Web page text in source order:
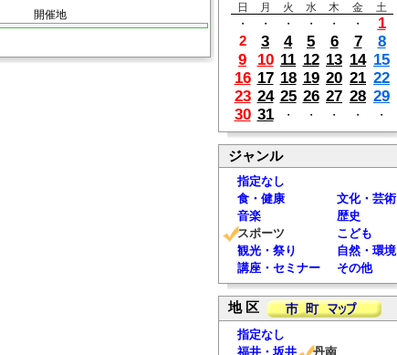
開催地
日
月 火 水 木 金
土
・
・ ・ ・ ・ ・ 1
2 3 4 5 6 7
8
9
10 11 12 13 14 15
16 17 18 19 20 21 22
23 24 25 26 27 28 29
30 31 ・ ・ ・ ・ ・
ジャンル
指定なし
食・健康
文化・芸術
音楽
歴史
スポーツ
こども
観光・祭り
自然・環境
講座・セミナー
その他
地 区
指定なし
福井・坂井
丹南